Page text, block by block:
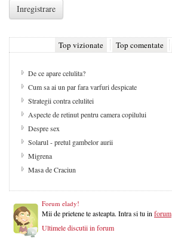
Top vizionate Top comentate
De ce apare celulita?
Cum sa ai un par fara varfuri despicate
Strategii contra celulitei
Aspecte de retinut pentru camera copilului
Despre sex
Solarul - pretul gambelor aurii
Migrena
Masa de Craciun
Forum elady!
Mii de prietene te asteapta. Intra si tu in forum
Ultimele discutii in forum